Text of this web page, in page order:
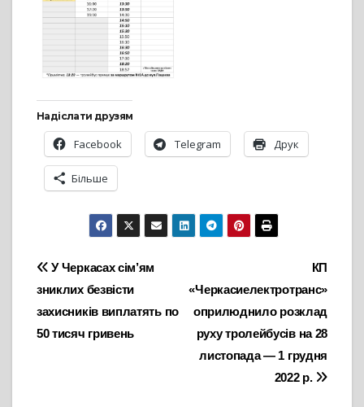
Надіслати друзям
Facebook Telegram Друк
Більше
Навігація
записів
КП
«Черкасиелектротранс»
оприлюднило розклад
руху тролейбусів на 28
листопада — 1 грудня
2022 р.
У Черкасах сім’ям
зниклих безвісти
захисників виплатять по
50 тисяч гривень